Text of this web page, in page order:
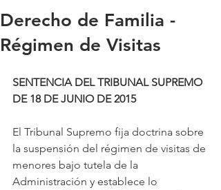
Derecho de Familia -
Régimen de Visitas
SENTENCIA DEL TRIBUNAL SUPREMO
DE 18 DE JUNIO DE 2015
El Tribunal Supremo fija doctrina sobre
la suspensión del régimen de visitas de
menores bajo tutela de la
Administración y establece lo